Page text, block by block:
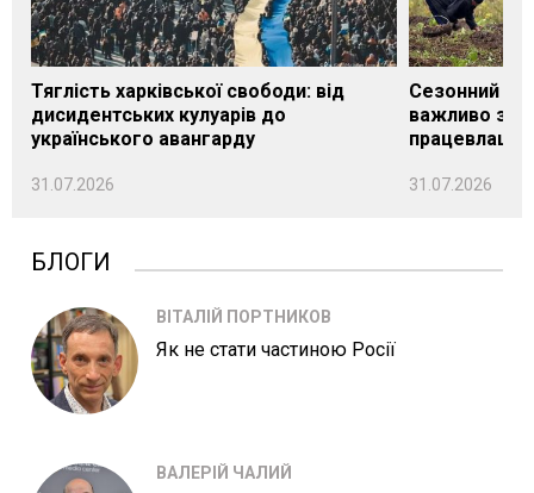
Тяглість харківської свободи: від
дисидентських кулуарів до
українського авангарду
31.07.2026
Сезонний
важливо
31.07.2026
БЛОГИ
ВІТАЛІЙ ПОРТНИКОВ
Як не стати частиною Росії
ВАЛЕРІЙ ЧАЛИЙ